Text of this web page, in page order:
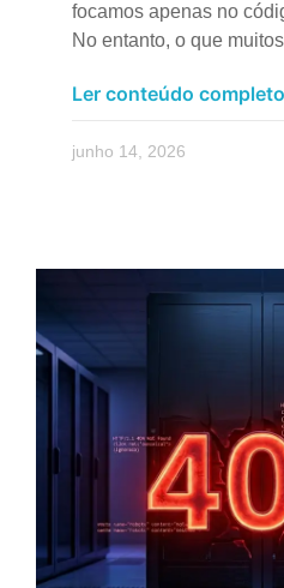
focamos apenas no
No entanto, o que
Ler conteúdo completo
junho 14, 2026